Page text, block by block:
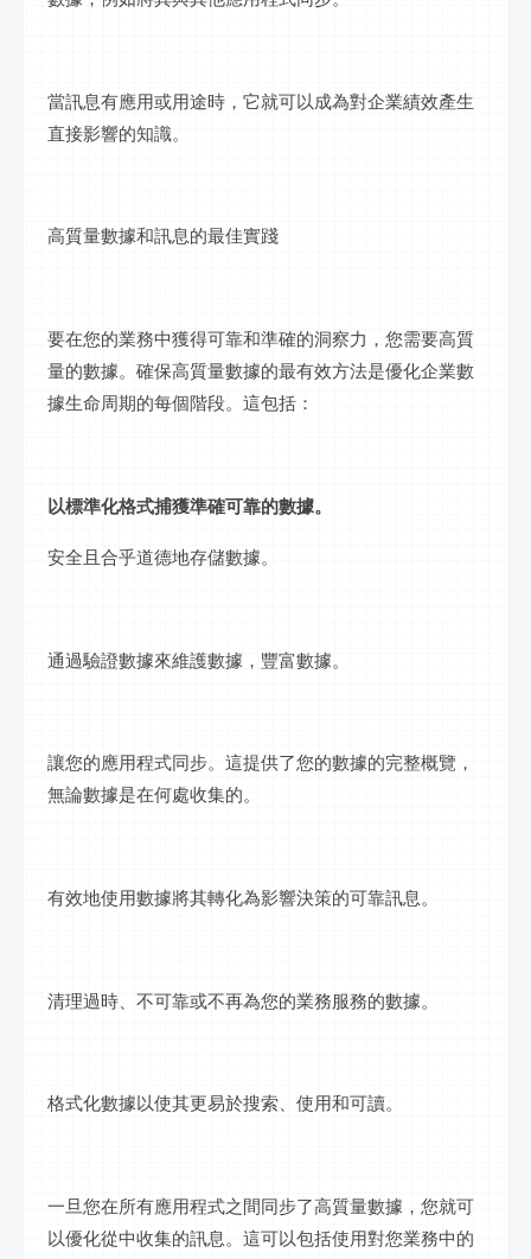
當訊息有應用或用途時，它就可以成為對企業績效產生
直接影響的知識。
高質量數據和訊息的最佳實踐
要在您的業務中獲得可靠和準確的洞察力，您需要高質
量的數據。確保高質量數據的最有效方法是優化企業數
據生命周期的每個階段。這包括：
以標準化格式捕獲準確可靠的數據。
安全且合乎道德地存儲數據。
通過驗證數據來維護數據，豐富數據。
讓您的應用程式同步。這提供了您的數據的完整概覽，
無論數據是在何處收集的。
有效地使用數據將其轉化為影響決策的可靠訊息 。
清理過時、不可靠或不再為您的業務服務的數據。
格式化數據以使其更易於搜索、使用和可讀。
一旦您在所有應用程式之間同步了高質量數據，您就可
以優化從中收集的訊息 。這可以包括使用對您業務中的